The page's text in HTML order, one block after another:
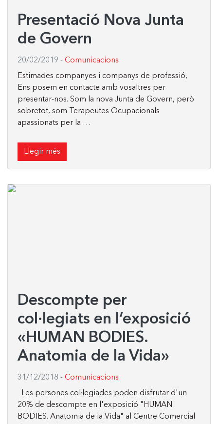
Presentació Nova Junta
de Govern
20/02/2019 - Comunicacions
Estimades companyes i companys de professió,
Ens posem en contacte amb vosaltres per
presentar-nos. Som la nova Junta de Govern, però
sobretot, som Terapeutes Ocupacionals
apassionats per la …
Llegir més
Descompte per
col·legiats en l’exposició
«HUMAN BODIES.
Anatomia de la Vida»
31/12/2018 - Comunicacions
Les persones col·legiades poden disfrutar d'un
20% de descompte en l'exposició "HUMAN
BODIES. Anatomia de la Vida" al Centre Comercial